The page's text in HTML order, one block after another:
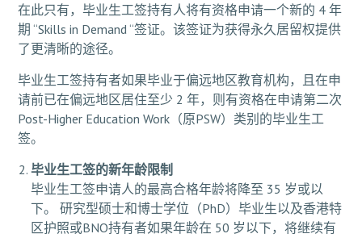
在此只有，毕业生工签持有人将有资格申请一个新的 4 年
期 “Skills in Demand “签证。该签证为获得永久居留权提供
了更清晰的途径。
毕业生工签持有者如果毕业于偏远地区教育机构，且在申
请前已在偏远地区居住至少 2 年，则有资格在申请第二次
Post-Higher Education Work（原PSW）类别的毕业生工
签。
毕业生工签的新年龄限制
毕业生工签申请人的最高合格年龄将降至 35 岁或以
下。 研究型硕士和博士学位（PhD）毕业生以及香港特
区护照或BNO持有者如果年龄在 50 岁以下，将继续有